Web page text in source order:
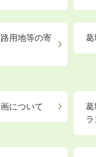
用地等の寄
葛
について
葛
ラ